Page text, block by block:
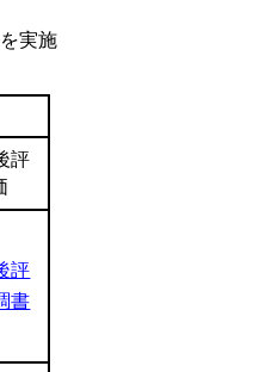
実施
評
評
書